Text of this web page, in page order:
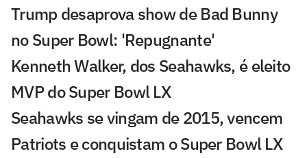
Trump desaprova show de Bad Bunny
no Super Bowl: 'Repugnante'
Kenneth Walker, dos Seahawks, é eleito
MVP do Super Bowl LX
Seahawks se vingam de 2015, vencem
Patriots e conquistam o Super Bowl LX